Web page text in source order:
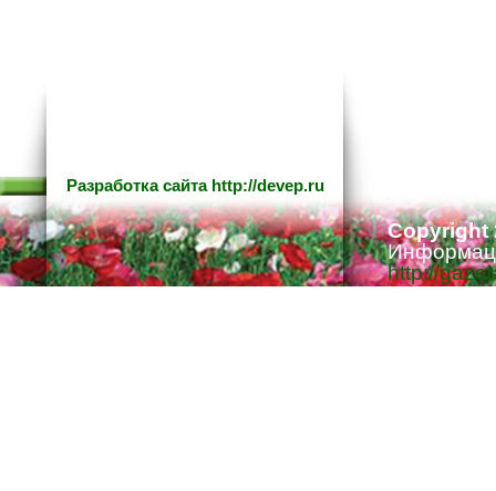
Разработка сайта http://devep.ru
Copyright
http://